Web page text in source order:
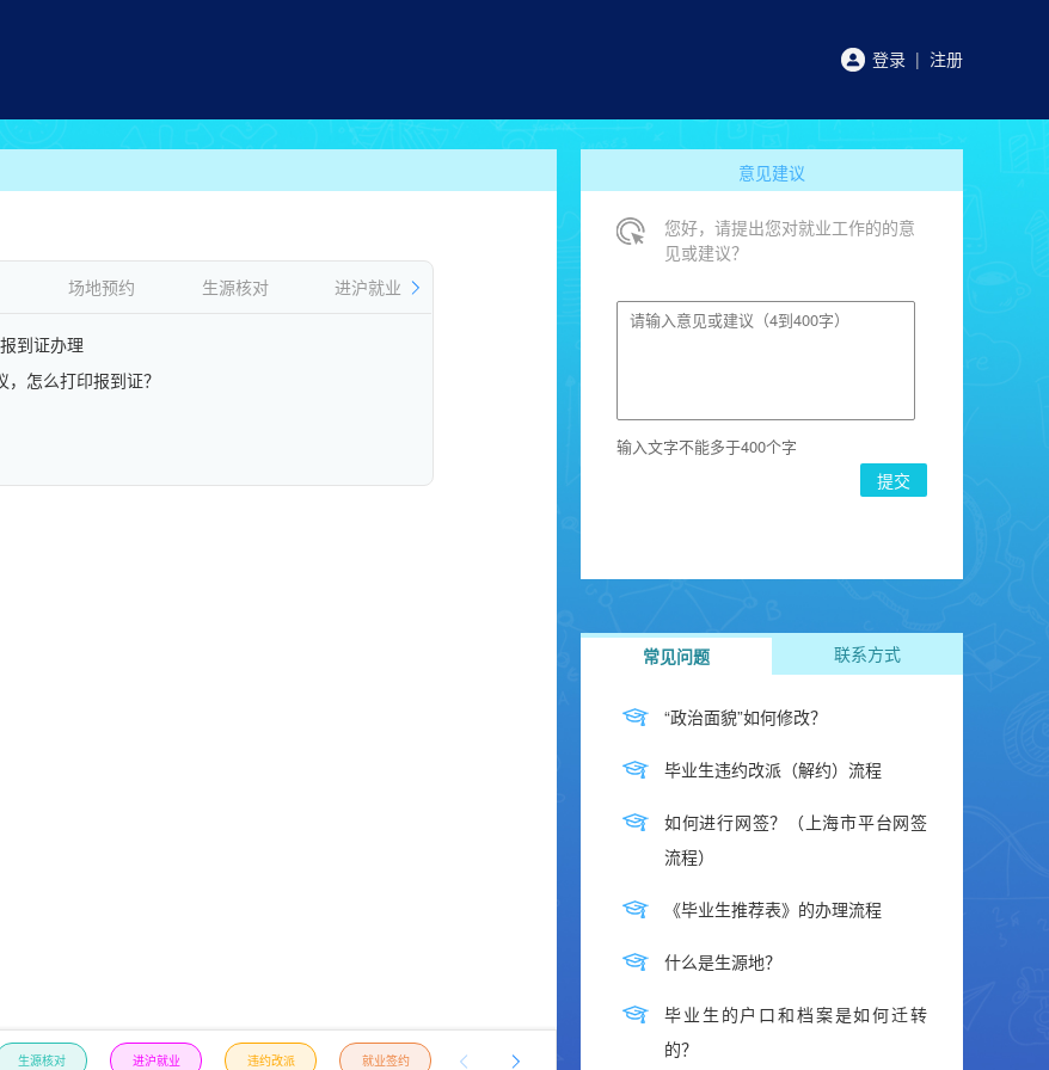
登录 | 注册
场地预约 生源核对 进沪就业
到证办理
怎么打印报到证？
生源核对 进沪就业 违约改派 就业签约 推荐表
意见建议
您好，请提出您对就业工作的的意
见或建议？
输入文字不能多于400个字
提交
常见问题 联系方式
“政治面貌”如何修改？
毕业生违约改派（解约）流程
如何进行网签？（上海市平台网签
流程）
《毕业生推荐表》的办理流程
什么是生源地？
毕业生的户口和档案是如何迁转
的？